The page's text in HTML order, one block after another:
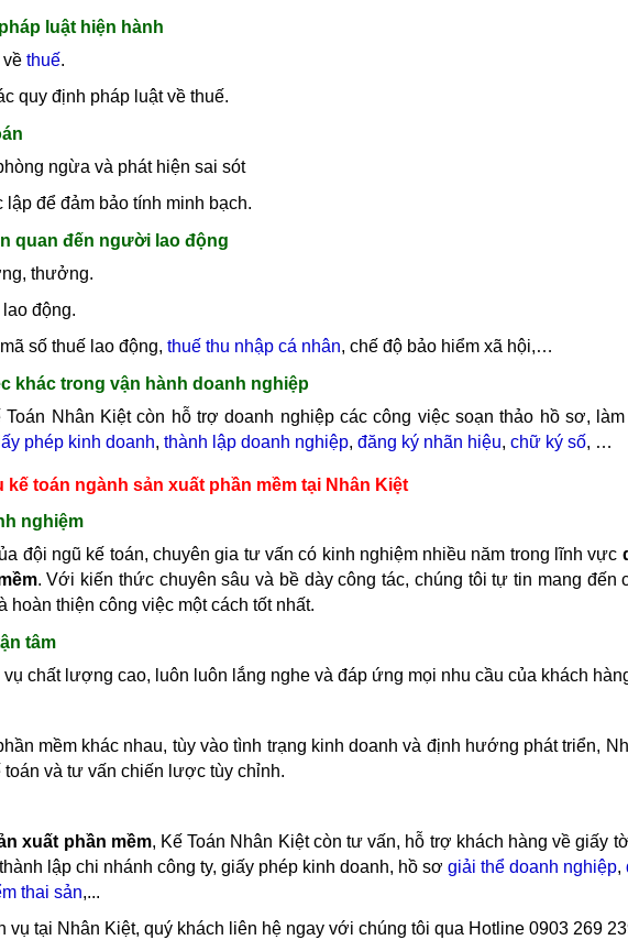
luật hiện hành
về thuế.
quy định pháp luật về thuế.
ngừa và phát hiện sai sót
lập để đảm bảo tính minh bạch.
quan đến người lao động
thưởng.
động.
số thuế lao động, thuế thu nhập cá nhân, chế độ bảo hiểm xã hội,…
khác trong vận hành doanh nghiệp
Nhân Kiệt còn hỗ trợ doanh nghiệp các công việc soạn thảo hồ sơ,
phép kinh doanh, thành lập doanh nghiệp, đăng ký nhãn hiệu, chữ ký số, …
toán ngành sản xuất phần mềm tại Nhân Kiệt
nghiệm
đội ngũ kế toán, chuyên gia tư vấn có kinh nghiệm nhiều năm trong lĩnh vực
. Với kiến thức chuyên sâu và bề dày công tác, chúng tôi tự tin mang đến
thiện công việc một cách tốt nhất.
tâm
chất lượng cao, luôn luôn lắng nghe và đáp ứng mọi nhu cầu của khách
mềm khác nhau, tùy vào tình trạng kinh doanh và định hướng phát triển,
và tư vấn chiến lược tùy chỉnh.
xuất phần mềm, Kế Toán Nhân Kiệt còn tư vấn, hỗ trợ khách hàng về giấy
lập chi nhánh công ty, giấy phép kinh doanh, hồ sơ giải thể doanh nghiệp,
thai sản,...
vụ tại Nhân Kiệt, quý khách liên hệ ngay với chúng tôi qua Hotline 0903 269